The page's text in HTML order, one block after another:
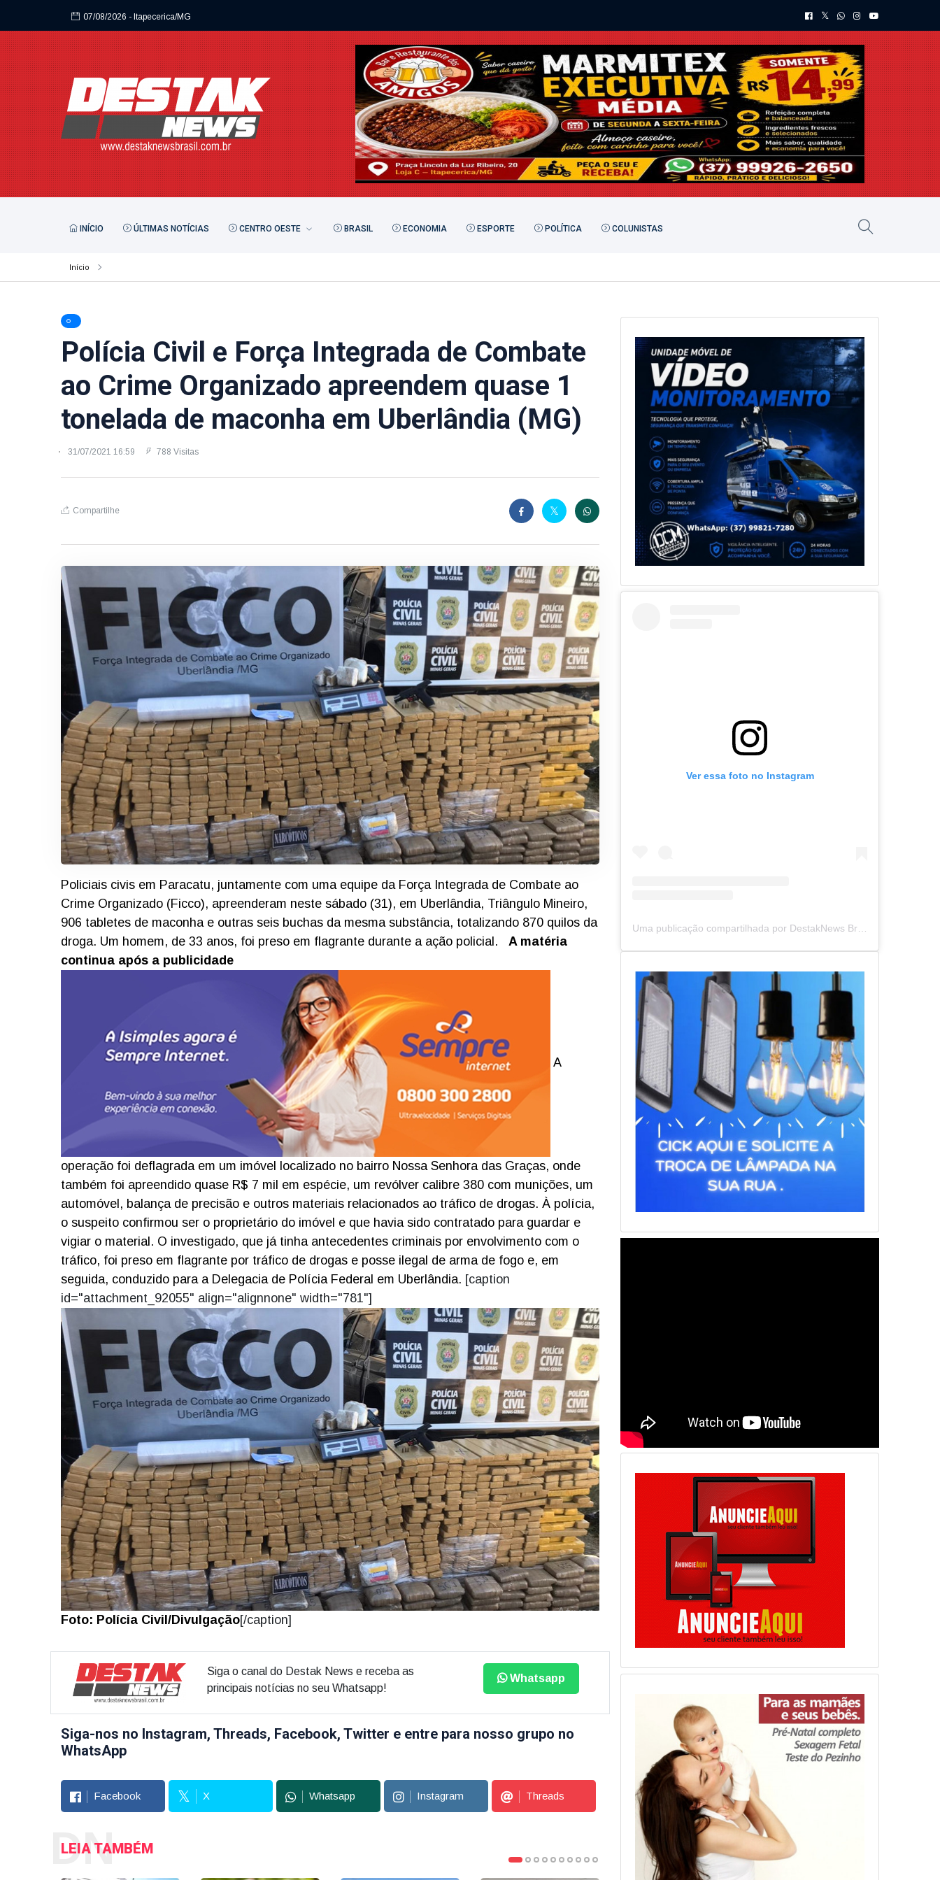
07/08/2026 - Itapecerica/MG
INÍCIO ÚLTIMAS NOTÍCIAS CENTRO OESTE BRASIL ECONOMIA ESPORTE POLÍTICA COLUNISTAS
Início
Polícia Civil e Força Integrada de Combate
ao Crime Organizado apreendem quase 1
tonelada de maconha em Uberlândia (MG)
31/07/2021 16:59 788 Visitas
Compartilhe
Policiais civis em Paracatu, juntamente com uma equipe da Força Integrada de Combate ao
Crime Organizado (Ficco), apreenderam neste sábado (31), em Uberlândia, Triângulo Mineiro,
906 tabletes de maconha e outras seis buchas da mesma substância, totalizando 870 quilos da
droga. Um homem, de 33 anos, foi preso em flagrante durante a ação policial.
A matéria
continua após a publicidade
A
operação foi deflagrada em um imóvel localizado no bairro Nossa Senhora das Graças, onde
também foi apreendido quase R$ 7 mil em espécie, um revólver calibre 380 com munições, um
automóvel, balança de precisão e outros materiais relacionados ao tráfico de drogas. À polícia,
o suspeito confirmou ser o proprietário do imóvel e que havia sido contratado para guardar e
vigiar o material. O investigado, que já tinha antecedentes criminais por envolvimento com o
tráfico, foi preso em flagrante por tráfico de drogas e posse ilegal de arma de fogo e, em
seguida, conduzido para a Delegacia de Polícia Federal em Uberlândia. [caption
id="attachment_92055" align="alignnone" width="781"]
Foto: Polícia Civil/Divulgação[/caption]
Siga o canal do Destak News e receba as
principais notícias no seu Whatsapp!
Whatsapp
Siga-nos no Instagram, Threads, Facebook, Twitter e entre para nosso grupo no
WhatsApp
Facebook X Whatsapp Instagram Threads
LEIA TAMBÉM
DN
Ver essa foto no Instagram
Uma publicação compartilhada por DestakNews Brasil (@destaknewsbrasiloficial)